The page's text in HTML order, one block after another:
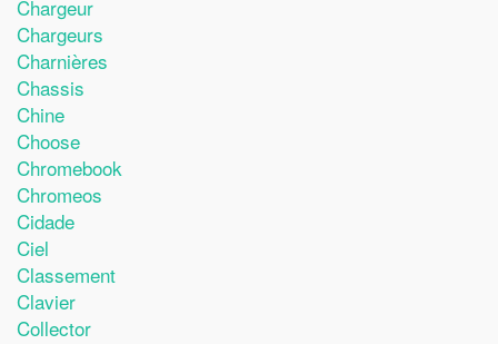
Chargeur
Chargeurs
Charnières
Chassis
Chine
Choose
Chromebook
Chromeos
Cidade
Ciel
Classement
Clavier
Collector